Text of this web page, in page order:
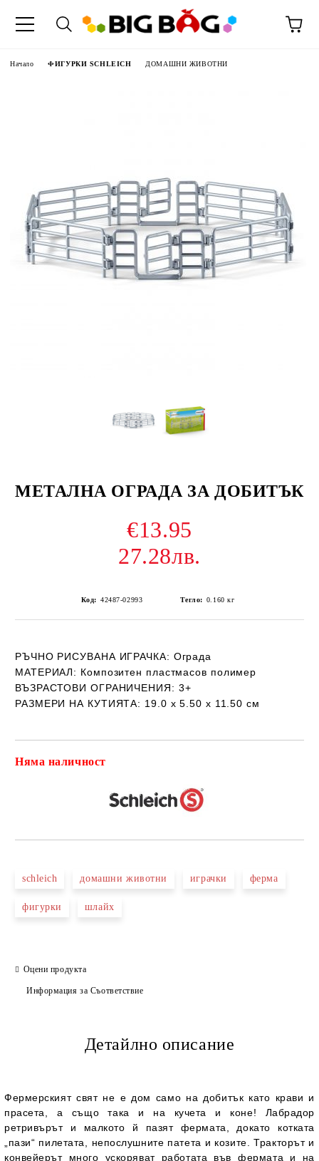
Начало ФИГУРКИ SCHLEICH ДОМАШНИ ЖИВОТНИ
МЕТАЛНА ОГРАДА ЗА ДОБИТЪК
€13.95
27.28лв.
Код: 42487-02993 Тегло: 0.160 кг
РЪЧНО РИСУВАНА ИГРАЧКА: Ограда
МАТЕРИАЛ: Композитен пластмасов полимер
ВЪЗРАСТОВИ ОГРАНИЧЕНИЯ: 3+
РАЗМЕРИ НА КУТИЯТА: 19.0 x 5.50 x 11.50 см
Няма наличност
schleich домашни животни играчки ферма
фигурки шлайх
Оцени продукта
Информация за Съответствие
Детайлно описание
Фермерският свят не е дом само на добитък като крави и
прасета, а също така и на кучета и коне! Лабрадор
ретривърът и малкото й пазят фермата, докато котката
„пази“ пилетата, непослушните патета и козите. Тракторът и
конвейерът много ускоряват работата във фермата и на